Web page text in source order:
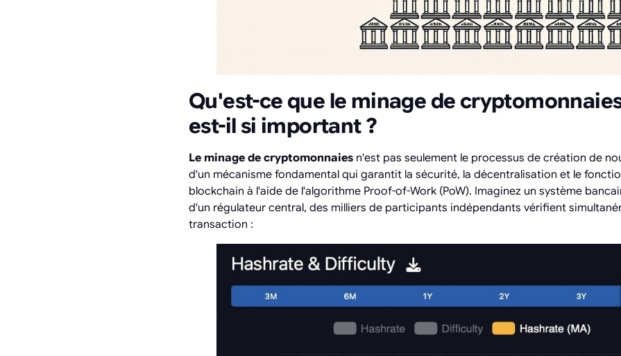
Qu'est-ce que le minage de
est-il si important ?
Le minage de cryptomonnaies n'est pas seulement le processus de création de
d'un mécanisme fondamental qui garantit la sécurité, la décentralisation et le
blockchain à l'aide de l'algorithme Proof-of-Work (PoW). Imaginez un système
d'un régulateur central, des milliers de participants indépendants vérifient
transaction :